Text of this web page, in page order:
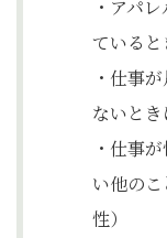
・アパ
ていると
・仕事
ないとき
・仕事
い他の
性）